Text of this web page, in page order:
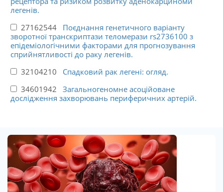
легенів.
27162544 Поєднання генетичного варіанту
зворотної транскриптази теломерази rs2736100 з
епідеміологічними факторами для прогнозування
сприйнятливості до раку легенів.
32104210 Спадковий рак легені: огляд.
34601942 Загальногеномне асоційоване
дослідження захворювань периферичних артерій.